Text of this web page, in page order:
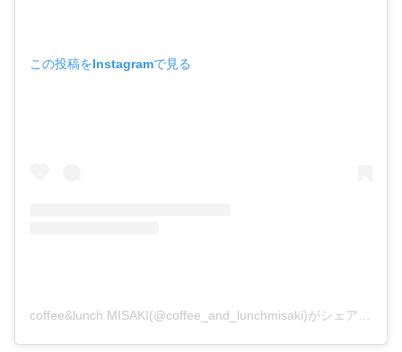
この投稿をInstagramで見る